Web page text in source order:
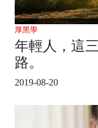
厚黑學
年輕人，這
路。
2019-08-20